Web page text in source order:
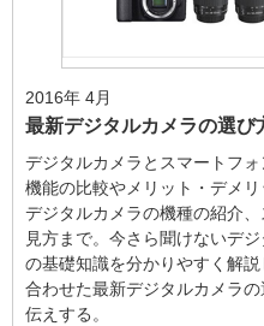
2016年 4月
最新デジタルカメラの選び
デジタルカメラとスマートフォ
機能の比較やメリット・デメリ
デジタルカメラの機種の紹介
見方まで。今さら聞けないデ
の基礎知識を分かりやすく解
合わせた最新デジタルカメラ
伝えする。